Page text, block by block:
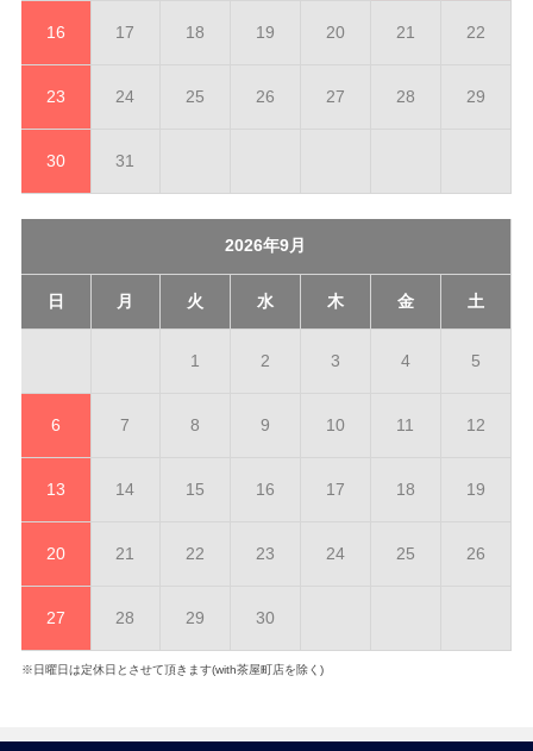
16 17 18 19 20 21 22
23 24 25 26 27 28 29
30 31
2026年9月
日 月 火 水 木 金 土
1 2 3 4 5
6 7 8 9 10 11 12
13 14 15 16 17 18 19
20 21 22 23 24 25 26
27 28 29 30
※日曜日は定休日とさせて頂きます(with茶屋町店を除く)